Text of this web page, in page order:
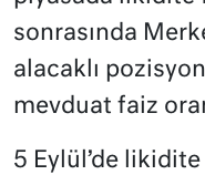
sonrasında
alacaklı
mevduat faiz
5 Eylül’de likidite